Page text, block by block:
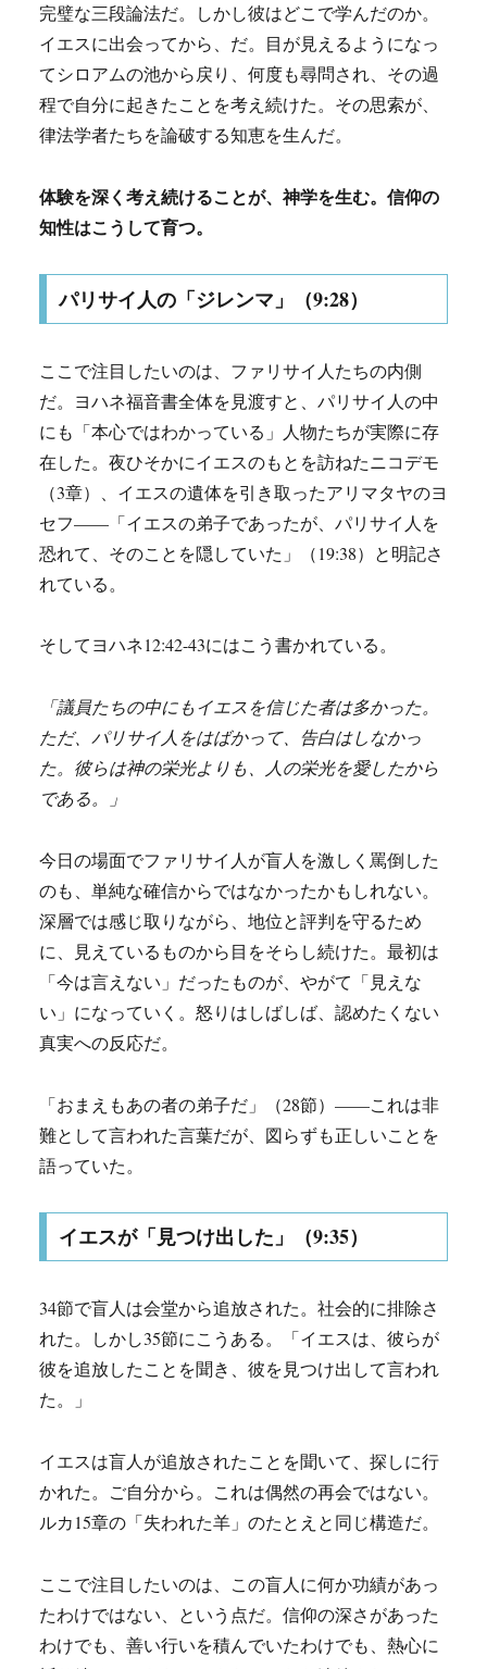
完璧な三段論法だ。しかし彼はどこで学んだのか。
イエスに出会ってから、だ。目が見えるようになっ
てシロアムの池から戻り、何度も尋問され、その過
程で自分に起きたことを考え続けた。その思索が、
律法学者たちを論破する知恵を生んだ。
体験を深く考え続けることが、神学を生む。信仰の
知性はこうして育つ。
パリサイ人の「ジレンマ」（9:28）
ここで注目したいのは、ファリサイ人たちの内側
だ。ヨハネ福音書全体を見渡すと、パリサイ人の中
にも「本心ではわかっている」人物たちが実際に存
在した。夜ひそかにイエスのもとを訪ねたニコデモ
（3章）、イエスの遺体を引き取ったアリマタヤのヨ
セフ——「イエスの弟子であったが、パリサイ人を
恐れて、そのことを隠していた」（19:38）と明記さ
れている。
そしてヨハネ12:42-43にはこう書かれている。
「議員たちの中にもイエスを信じた者は多かった。
ただ、パリサイ人をはばかって、告白はしなかっ
た。彼らは神の栄光よりも、人の栄光を愛したから
である。」
今日の場面でファリサイ人が盲人を激しく罵倒した
のも、単純な確信からではなかったかもしれない。
深層では感じ取りながら、地位と評判を守るため
に、見えているものから目をそらし続けた。最初は
「今は言えない」だったものが、やがて「見えな
い」になっていく。怒りはしばしば、認めたくない
真実への反応だ。
「おまえもあの者の弟子だ」（28節）——これは非
難として言われた言葉だが、図らずも正しいことを
語っていた。
イエスが「見つけ出した」（9:35）
34節で盲人は会堂から追放された。社会的に排除さ
れた。しかし35節にこうある。「イエスは、彼らが
彼を追放したことを聞き、彼を見つけ出して言われ
た。」
イエスは盲人が追放されたことを聞いて、探しに行
かれた。ご自分から。これは偶然の再会ではない。
ルカ15章の「失われた羊」のたとえと同じ構造だ。
ここで注目したいのは、この盲人に何か功績があっ
たわけではない、という点だ。信仰の深さがあった
わけでも、善い行いを積んでいたわけでも、熱心に